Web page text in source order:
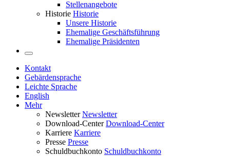
Stellenangebote
Historie Historie
Unsere Historie
Ehemalige Geschäftsführung
Ehemalige Präsidenten
Kontakt
Gebärdensprache
Leichte Sprache
English
Mehr
Newsletter Newsletter
Download-Center Download-Center
Karriere Karriere
Presse Presse
Schuldbuchkonto Schuldbuchkonto